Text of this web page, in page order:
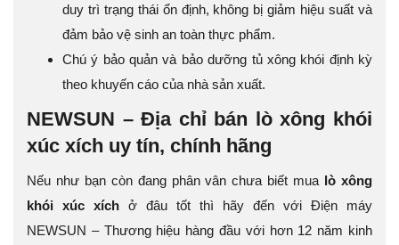
duy trì trạng thái ổn định, không bị giảm hiệu suất và
đảm bảo vệ sinh an toàn thực phẩm.
Chú ý bảo quản và bảo dưỡng tủ xông khói định kỳ
theo khuyến cáo của nhà sản xuất.
NEWSUN – Địa chỉ bán lò xông khói
xúc xích uy tín, chính hãng
Nếu như bạn còn đang phân vân chưa biết mua lò xông
khói xúc xích ở đâu tốt thì hãy đến với Điện máy
NEWSUN – Thương hiệu hàng đầu với hơn 12 năm kinh